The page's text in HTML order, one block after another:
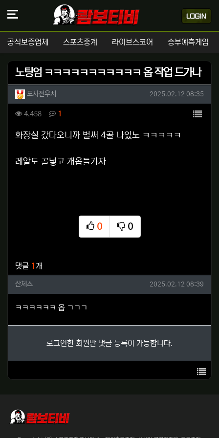
공식보증업체 스포츠중계 라이브스코어 승부예측게임
노팅엄 ㅋㅋㅋㅋㅋㅋㅋㅋㅋㅋㅋ 옵 작업 드가나
작성자 정보
도사전우치 작성일
2025.02.12 08:35
컨텐츠 정보
4,458조회 1 목록
본문
화장실 갔다오니까 벌써 4골 나있노 ㅋㅋㅋㅋㅋ
레알도 골넣고 개옵들가자
0
추천
0
비추천
댓글 1개
산체스님의 댓글
산체스 작성일
2025.02.12 08:39
ㅋㅋㅋㅋㅋㅋ 옵 ㄱㄱㄱ
로그인한 회원만 댓글 등록이 가능합니다.
목록